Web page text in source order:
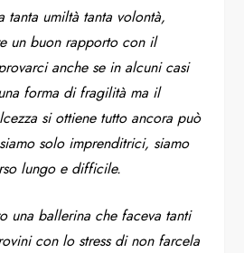
tanta umiltà tanta volontà,
un buon rapporto con il
anche se in alcuni casi
forma di fragilità ma il
si ottiene tutto ancora può
solo imprenditrici, siamo
lungo e difficile.
una ballerina che faceva tanti
con lo stress di non farcela